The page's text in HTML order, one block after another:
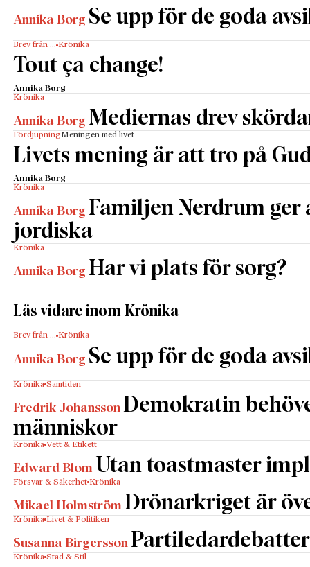
Annika Borg Se upp för de goda
Brev från … Krönika
Tout ça change!
Annika Borg
Krönika
Annika Borg Mediernas drev
FördjupningMeningen med livet
Livets mening är att tro på
Annika Borg
Krönika
Annika Borg Familjen Nerdrum
jordiska
Krönika
Annika Borg Har vi plats för sorg?
Läs vidare inom Krönika
Brev från … Krönika
Annika Borg Se upp för de goda
Krönika Samtiden
Fredrik Johansson Demokratin
människor
Krönika Vett & Etikett
Edward Blom Utan toastmaster
Försvar & Säkerhet Krönika
Mikael Holmström Drönarkriget är
Krönika Livet & Politiken
Susanna Birgersson
Krönika Stad & Stil